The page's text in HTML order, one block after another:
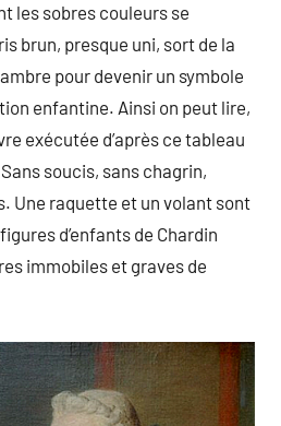
les sobres couleurs se
brun, presque uni, sort de la
pour devenir un symbole
enfantine. Ainsi on peut lire,
exécutée d’après ce tableau
soucis, sans chagrin,
Une raquette et un volant sont
d’enfants de Chardin
immobiles et graves de